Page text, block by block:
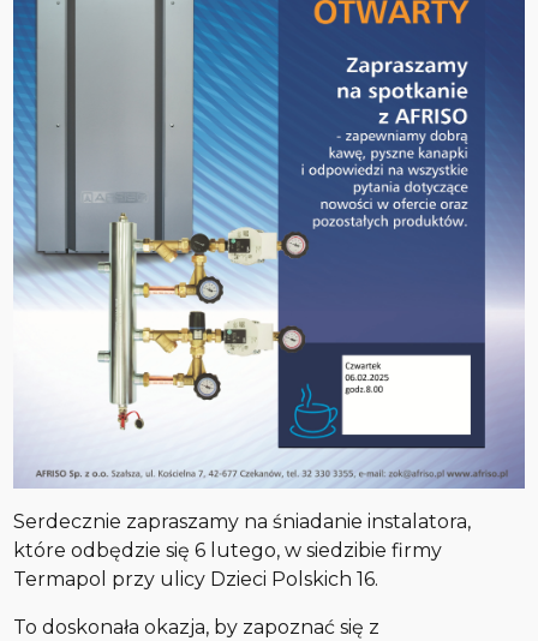
Serdecznie zapraszamy na śniadanie instalatora,
które odbędzie się 6 lutego, w siedzibie firmy
Termapol przy ulicy Dzieci Polskich 16.
To doskonała okazja, by zapoznać się z